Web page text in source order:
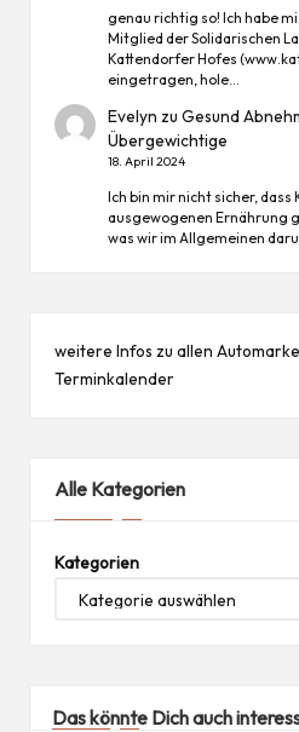
genau richtig so! Ich habe
Mitglied der Solidarischen
Kattendorfer Hofes
eingetragen, hole…
Evelyn zuGesund
Übergewichtige
18. April 2024
Ich bin mir nicht sicher,
ausgewogenen Ernährung
was wir im Allgemeinen
weitere Infos zu allen
Terminkalender
Alle Kategorien
Kategorien
Das könnte Dich auch